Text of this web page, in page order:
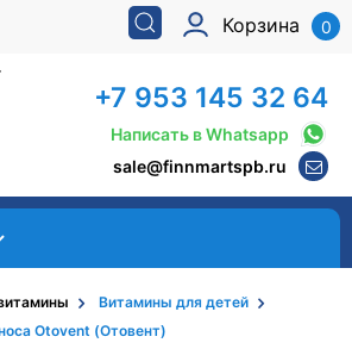
Корзина 0
+7 953 145 32 64
Написать в Whatsapp
sale@finnmartspb.ru
Витамины для детей
Otovent (Отовент)